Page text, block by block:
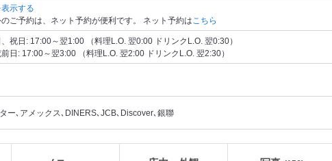
示する
ご予約は、ネット予約が便利です。 ネット予約はこちら
祝日: 17:00～翌1:00 （料理L.O. 翌0:00 ドリンクL.O. 翌0:30）
日: 17:00～翌3:00 （料理L.O. 翌2:00 ドリンクL.O. 翌2:30）
ー､アメックス､DINERS､JCB､Discover､銀聯